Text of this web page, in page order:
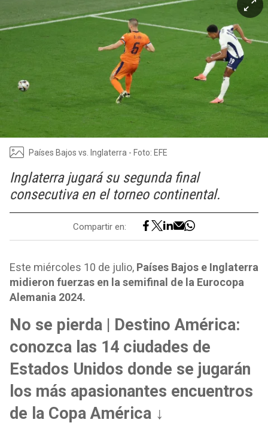
Países Bajos vs. Inglaterra - Foto: EFE
Inglaterra jugará su segunda final
consecutiva en el torneo continental.
Compartir en:
Este miércoles 10 de julio, Países Bajos e Inglaterra
midieron fuerzas en la semifinal de la Eurocopa
Alemania 2024.
No se pierda | Destino América:
conozca las 14 ciudades de
Estados Unidos donde se jugarán
los más apasionantes encuentros
de la Copa América ↓